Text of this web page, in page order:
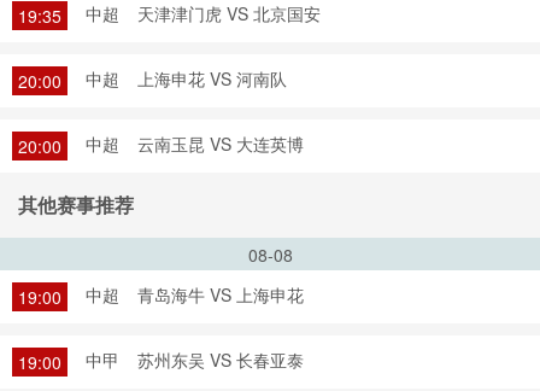
19:35 中超 天津津门虎 VS 北京国安
20:00 中超 上海申花 VS 河南队
20:00 中超 云南玉昆 VS 大连英博
其他赛事推荐
08-08
19:00
中超 青岛海牛 VS 上海申花
19:00 中甲 苏州东吴 VS 长春亚泰